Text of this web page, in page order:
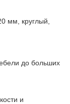
мм, круглый,
до больших
и